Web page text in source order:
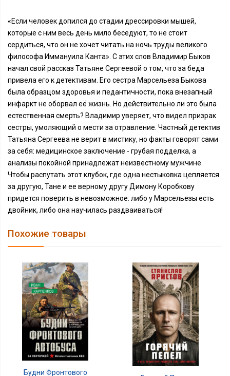
«Если человек допился до стадии дрессировки мышей,
которые с ним весь день мило беседуют, то не стоит
сердиться, что он не хочет читать на ночь труды великого
философа Иммануила Канта». С этих слов Владимир Быков
начал свой рассказ Татьяне Сергеевой о том, что за беда
привела его к детективам. Его сестра Марсельеза Быкова
была образцом здоровья и педантичности, пока внезапный
инфаркт не оборвал её жизнь. Но действительно ли это была
естественная смерть? Владимир уверяет, что видел призрак
сестры, умоляющий о мести за отравление. Частный детектив
Татьяна Сергеева не верит в мистику, но факты говорят сами
за себя: медицинское заключение - грубая подделка, а
анализы покойной принадлежат неизвестному мужчине.
Чтобы распутать этот клубок, где одна нестыковка цепляется
за другую, Тане и ее верному другу Димону Коробкову
придется поверить в невозможное: либо у Марсельезы есть
двойник, либо она научилась раздваиваться!
Похожие товары
Будни Фронтового